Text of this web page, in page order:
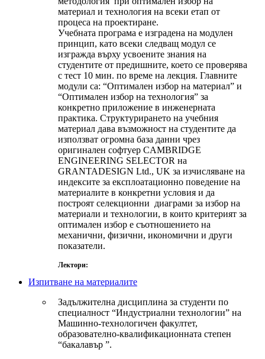
материал и технология на всеки етап от
процеса на проектиране.
Учебната програма е изградена на модулен
принцип, като всеки следващ модул се
изгражда върху усвоените знания на
студентите от предишните, което се проверява
с тест 10 мин. по време на лекция. Главните
модули са: “Оптимален избор на материал” и
“Оптимален избор на технология” за
конкретно приложение в инженерната
практика. Структурирането на учебния
материал дава възможност на студентите да
използват огромна база данни чрез
оригинален софтуер CAMBRIDGE
ENGINEERING SELECTOR на
GRANTADESIGN Ltd., UK за изчисляване на
индексите за експлоатационно поведение на
материалите в конкретни условия и да
построят селекционни диаграми за избор на
материали и технологии, в които критерият за
оптимален избор е съотношението на
механични, физични, икономични и други
показатели.
Лектори:
Изпитване на материалите
Задължителна дисциплина за студенти по
специалност “Индустриални технологии” на
Машинно-технологичен факултет,
образователно-квалификационната степен
“бакалавър ”.